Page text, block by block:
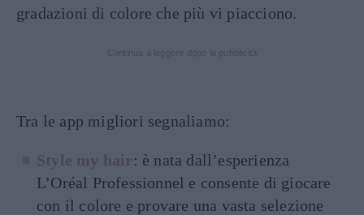
gradazioni di colore che più vi piacciono.
Tra le app migliori segnaliamo:
Style my hair: è nata dall’esperienza
L’Oréal Professionnel e consente di giocare
con il colore e provare una vasta selezione